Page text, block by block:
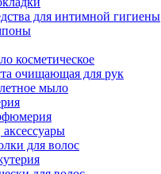
для интимной гигиены
косметическое
очищающая для рук
мыло
аксессуары
для волос